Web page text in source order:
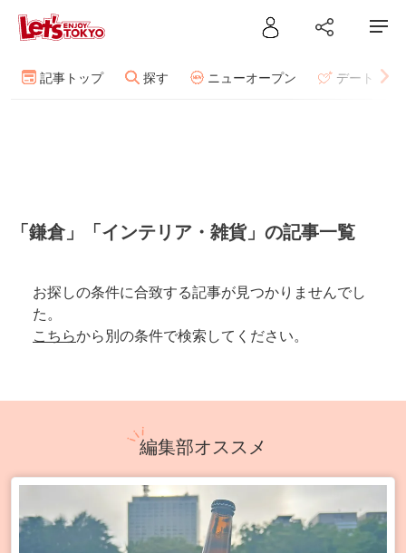
記事トップ 探す ニューオープン デート
「鎌倉」「インテリア・雑貨」の記事一覧
お探しの条件に合致する記事が見つかりませんでし
た。
こちらから別の条件で検索してください。
編集部オススメ